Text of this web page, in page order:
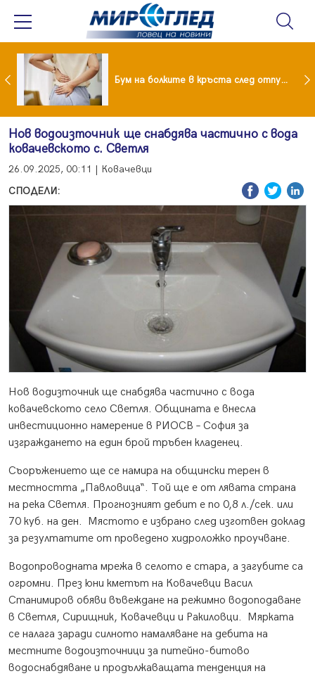
Лена потроши луди пари за Деа в Дисниленд Бум на болките в кръста след отпуските: Летните навици, които ни разболяват
Нов водоизточник ще снабдява частично с вода
ковачевското с. Светля
26.09.2025, 00:11 | Ковачевци
СПОДЕЛИ:
Нов водизточник ще снабдява частично с вода
ковачевското село Светля. Общината е внесла
инвестиционно намерение в РИОСВ – София за
изграждането на един брой тръбен кладенец.
Съоръжението ще се намира на общински терен в
местността „Павловица“. Той ще е от лявата страна
на река Светля. Прогнозният дебит е по 0,8 л./сек. или
70 куб. на ден. Мястото е избрано след изготвен доклад
за резултатите от проведено хидроложко проучване.
Водопроводната мрежа в селото е стара, а загубите са
огромни. През юни кметът на Ковачевци Васил
Станимиров обяви въвеждане на режимно водоподаване
в Светля, Сирищник, Ковачевци и Ракиловци. Мярката
се налага заради силното намаляване на дебита на
местните водоизточници за питейно-битово
водоснабдяване и продължаващата тенденция на